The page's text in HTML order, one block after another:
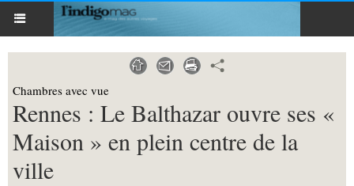
Chambres avec vue
Rennes : Le Balthazar ouvre ses «
Maison » en plein centre de la
ville